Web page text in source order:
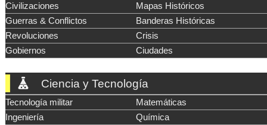
Civilizaciones
Mapas Históricos
Guerras & Conflictos
Banderas Históricas
Revoluciones
Crisis
Gobiernos
Ciudades
Ciencia y Tecnología
Tecnología militar
Matemáticas
Ingeniería
Química